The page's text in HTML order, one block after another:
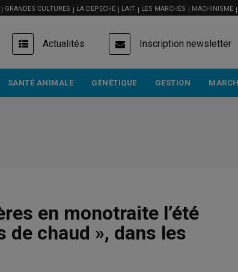
GRANDES CULTURES LA DEPECHE LAIT LES MARCHÉS MACHINISME
Actualités Inscription newsletter
SANTÉ ANIMALE GÉNÉTIQUE GESTION
en monotraite l’été
de chaud », dans les